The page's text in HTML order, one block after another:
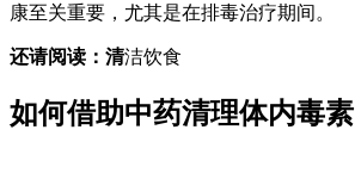
康至关重要，尤其是在排毒治疗期间。
还请阅读：清洁饮食
如何借助中药清理体内毒素